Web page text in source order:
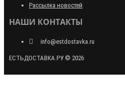
Рассылка новостей
НАШИ КОНТАКТЫ
info@estdostavka.ru
ЕСТЬДОСТАВКА.РУ © 2026